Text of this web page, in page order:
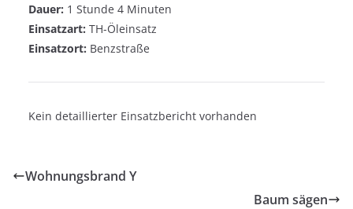
Dauer: 1 Stunde 4 Minuten
Einsatzart: TH-Öleinsatz
Einsatzort: Benzstraße
Kein detaillierter Einsatzbericht vorhanden
Wohnungsbrand Y
Baum sägen